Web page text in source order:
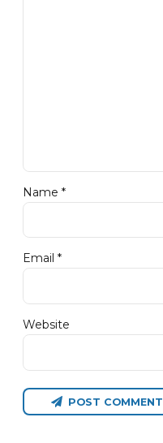
Name *
Email *
Website
POST COMMENT